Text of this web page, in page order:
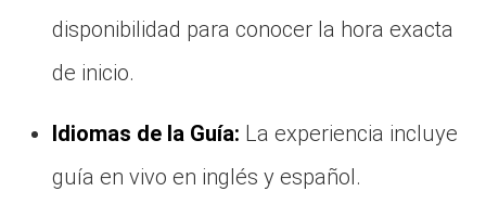
disponibilidad para conocer la hora exacta
de inicio.
Idiomas de la Guía: La experiencia incluye
guía en vivo en inglés y español.